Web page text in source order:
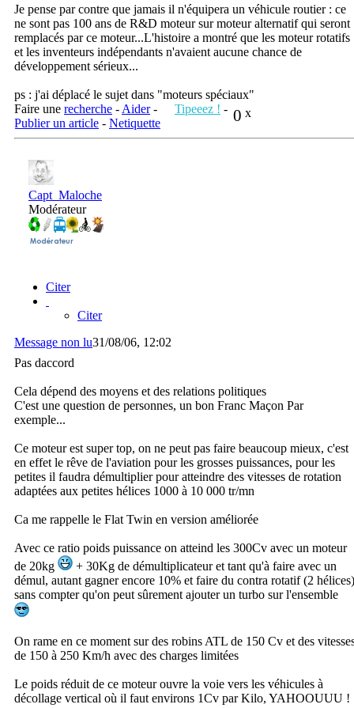
Je pense par contre que jamais il n'équipera un véhicule routier : ce
ne sont pas 100 ans de R&D moteur sur moteur alternatif qui seront
remplacés par ce moteur...L'histoire a montré que les moteur rotatifs
et les inventeurs indépendants n'avaient aucune chance de
développement sérieux...
ps : j'ai déplacé le sujet dans "moteurs spéciaux"
0 x
Faire une recherche - Aider- Tipeeez ! -
Publier un article - Netiquette
Capt_Maloche
Modérateur
Citer
Citer
Message non lu31/08/06, 12:02
Pas daccord
Cela dépend des moyens et des relations politiques
C'est une question de personnes, un bon Franc Maçon Par
exemple...
Ce moteur est super top, on ne peut pas faire beaucoup mieux, c'est
en effet le rêve de l'aviation pour les grosses puissances, pour les
petites il faudra démultiplier pour atteindre des vitesses de rotation
adaptées aux petites hélices 1000 à 10 000 tr/mn
Ca me rappelle le Flat Twin en version améliorée
Avec ce ratio poids puissance on atteind les 300Cv avec un moteur
de 20kg
+ 30Kg de démultiplicateur et tant qu'à faire avec un
démul, autant gagner encore 10% et faire du contra rotatif (2 hélices)
sans compter qu'on peut sûrement ajouter un turbo sur l'ensemble
On rame en ce moment sur des robins ATL de 150 Cv et des
de 150 à 250 Km/h avec des charges limitées
Le poids réduit de ce moteur ouvre la voie vers les véhicules à
décollage vertical où il faut environs 1Cv par Kilo, YAHOOUUU !